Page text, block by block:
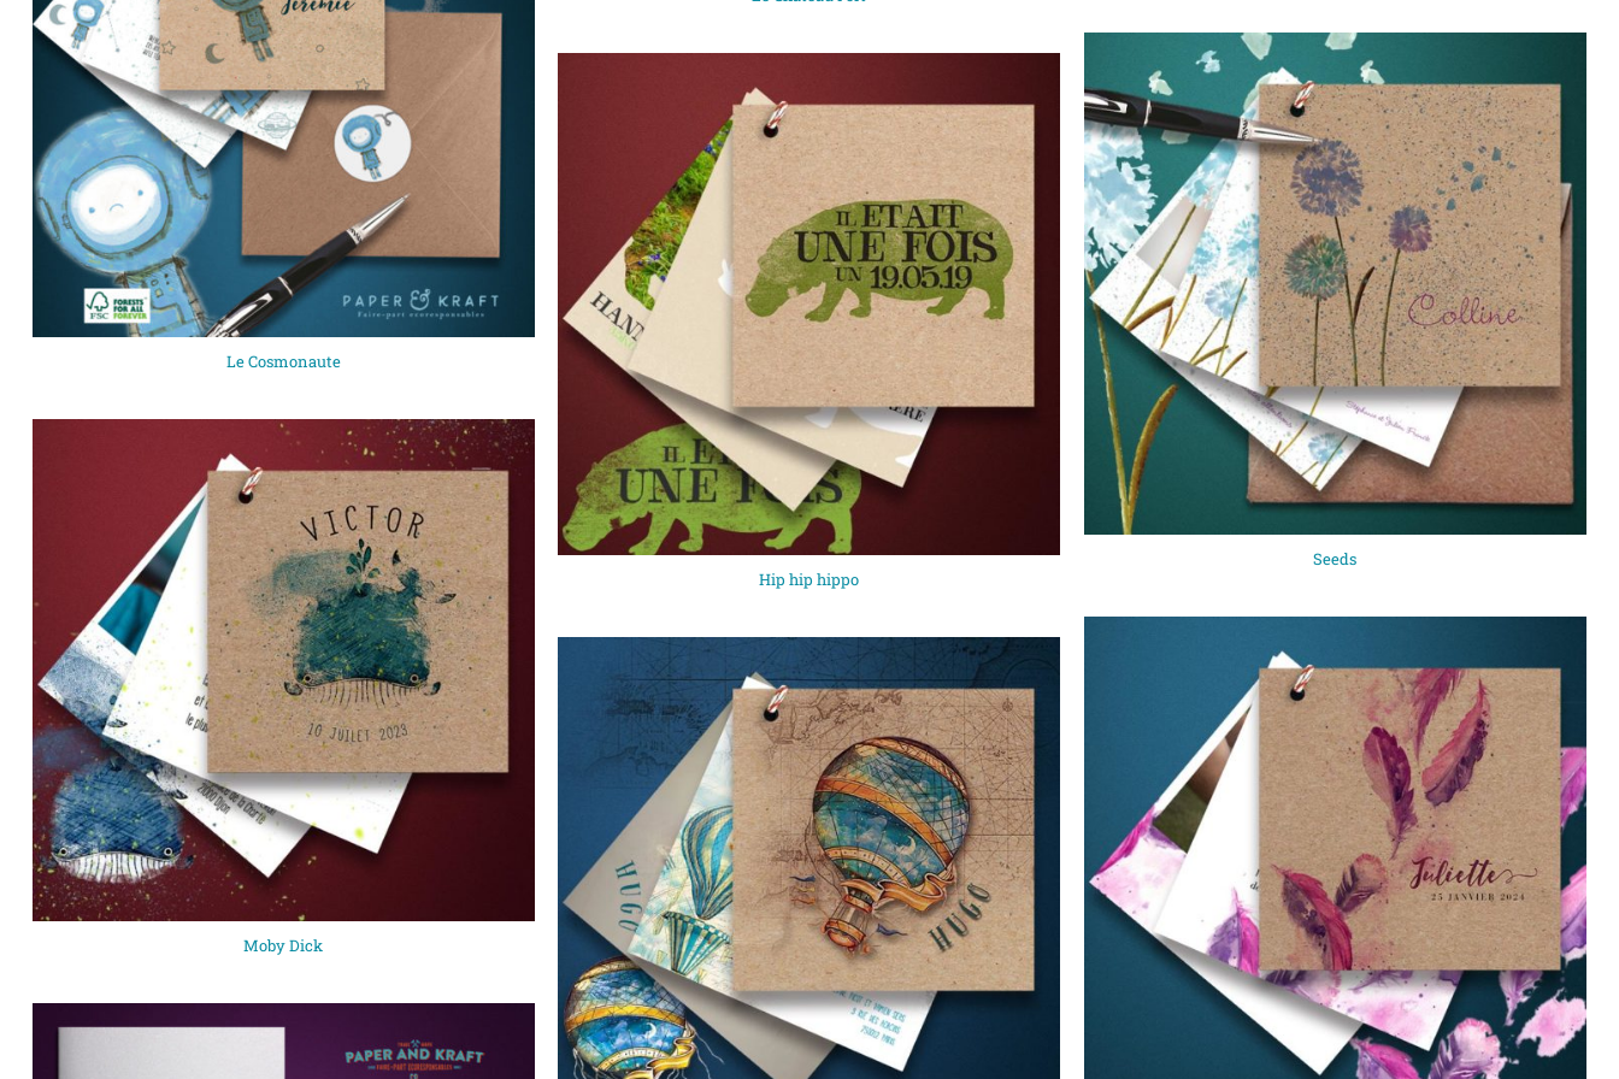
Le Cosmonaute
Seeds
Hip hip hippo
Moby Dick